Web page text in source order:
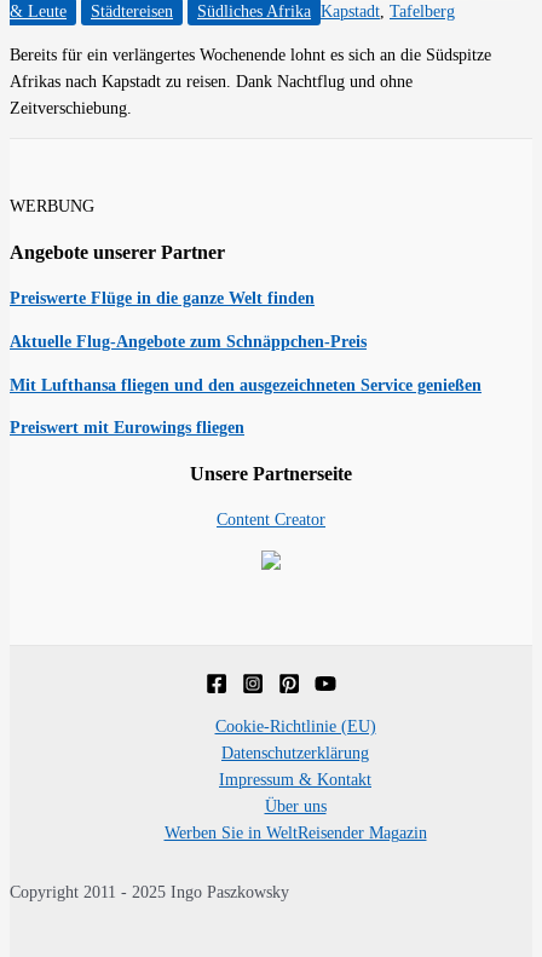
& Leute
Städtereisen Südliches Afrika Kapstadt, Tafelberg
Bereits für ein verlängertes Wochenende lohnt es sich an die Südspitze
Afrikas nach Kapstadt zu reisen. Dank Nachtflug und ohne
Zeitverschiebung.
WERBUNG
Angebote unserer Partner
Preiswerte Flüge in die ganze Welt finden
Aktuelle Flug-Angebote zum Schnäppchen-Preis
Mit Lufthansa fliegen und den ausgezeichneten Service genießen
Preiswert mit Eurowings fliegen
Unsere Partnerseite
Content Creator
Cookie-Richtlinie (EU)
Datenschutzerklärung
Impressum & Kontakt
Über uns
Werben Sie in WeltReisender Magazin
Copyright 2011 - 2025 Ingo Paszkowsky